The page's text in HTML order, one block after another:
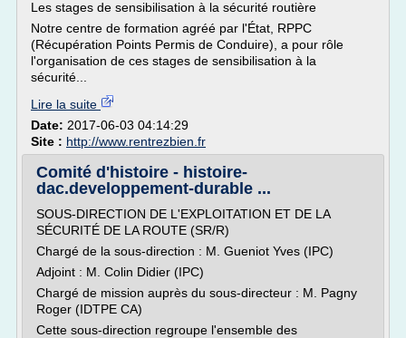
Les stages de sensibilisation à la sécurité routière
Notre centre de formation agréé par l'État, RPPC
(Récupération Points Permis de Conduire), a pour rôle
l'organisation de ces stages de sensibilisation à la
sécurité...
Lire la suite
Date: 2017-06-03 04:14:29
Site : http://www.rentrezbien.fr
Comité d'histoire - histoire-
dac.developpement-durable ...
SOUS-DIRECTION DE L'EXPLOITATION ET DE LA
SÉCURITÉ DE LA ROUTE (SR/R)
Chargé de la sous-direction : M. Gueniot Yves (IPC)
Adjoint : M. Colin Didier (IPC)
Chargé de mission auprès du sous-directeur : M. Pagny
Roger (IDTPE CA)
Cette sous-direction regroupe l'ensemble des